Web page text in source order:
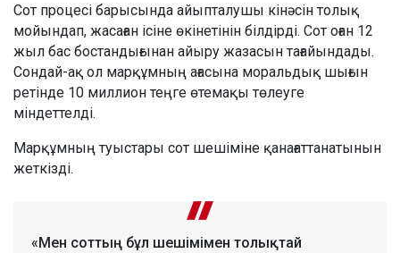
Сот процесі барысында айыпталушы кінәсін толық
мойындап, жасаған ісіне өкінетінін білдірді. Сот оған 12
жыл бас бостандығынан айыру жазасын тағайындады.
Сондай-ақ ол марқұмның ағасына моральдық шығын
ретінде 10 миллион теңге өтемақы төлеуге
міндеттелді.
Марқұмның туыстары сот шешіміне қанағаттанатынын
жеткізді.
«Мен соттың бұл шешімімен толықтай